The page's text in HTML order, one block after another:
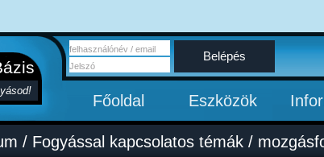
Belépés
Főoldal Eszközök
/ Fogyással kapcsolatos témák /